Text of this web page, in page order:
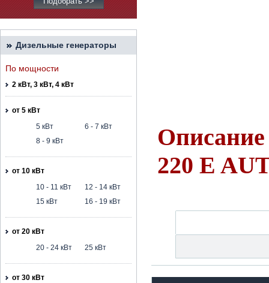
Дизельные генераторы
По мощности
2 кВт, 3 кВт, 4 кВт
от 5 кВт
5 кВт
6 - 7 кВт
8 - 9 кВт
от 10 кВт
10 - 11 кВт
12 - 14 кВт
15 кВт
16 - 19 кВт
от 20 кВт
20 - 24 кВт
25 кВт
от 30 кВт
Описание
220 E